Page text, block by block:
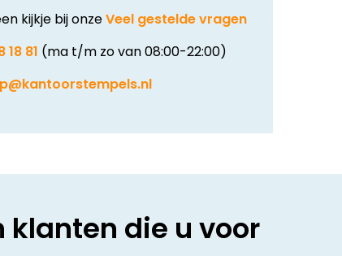
kijkje bij onzeVeel gestelde vragen
18 81 (ma t/m zo van 08:00-22:00)
klanten die u voor